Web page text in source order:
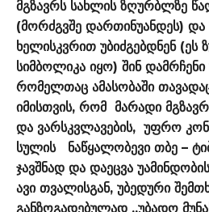
მგზავრს სახლის ზღურბლზე
(მორძგვშე დართინუანდეს) და
ხელისკვრით უბიძგებდნენ (ეს
სიმბოლიკა იყო) შინ
რომელთაც ამასობაში
იმისთვის, რომ მარადი
და ვარსკვლავების, უფრო
სულის ნაწყალობევი თბე –
ჯავშნად და დაეცვა
ავი თვალისგან, უბედური
განზოგადებულად ,,უბადო